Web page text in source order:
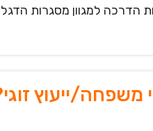
הדרכה למגוון מסגרות
משפחה/ייעוץ